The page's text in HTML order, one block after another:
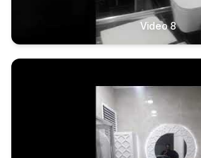
Video 8